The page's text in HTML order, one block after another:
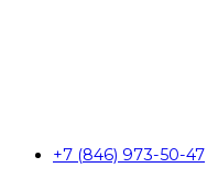
+7 (846) 973-50-47